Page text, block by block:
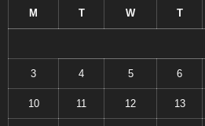
M T W T
3 4 5 6
10 11 12 13